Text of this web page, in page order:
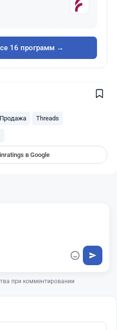
16 программ →
Продажа Threads
в Google
галочку рядом с
при комментировании